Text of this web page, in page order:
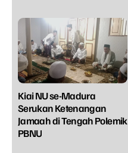
Kiai NU se-Madura
Serukan Ketenangan
Jamaah di Tengah Polemik
PBNU